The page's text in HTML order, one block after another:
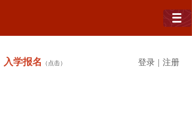
入学报名 （点击） 登录 注册